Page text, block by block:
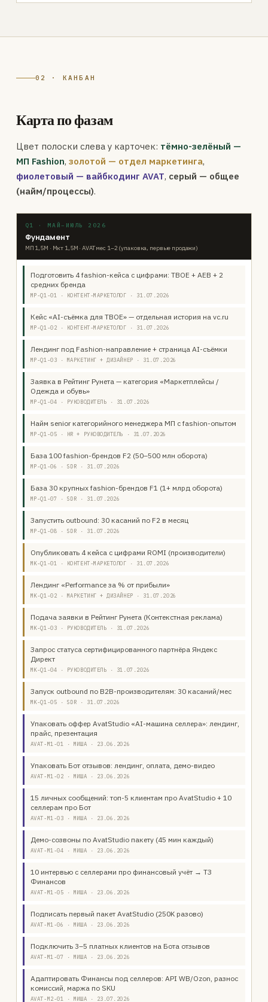
02 · КАНБАН
Карта по фазам
Цвет полоски слева у карточек: тёмно-зелёный —
МП Fashion, золотой — отдел маркетинга,
фиолетовый — вайбкодинг AVAT, серый — общее
(найм/процессы).
Q1 · МАЙ–ИЮЛЬ 2026
Фундамент
МП 1,5М · Мкт 1,5М · AVAT мес 1–2 (упаковка, первые продажи)
Подготовить 4 fashion-кейса с цифрами: ТВОЕ + АЕВ + 2
средних бренда
MP-Q1-01 · КОНТЕНТ-МАРКЕТОЛОГ · 31.07.2026
Кейс «AI-съёмка для ТВОЕ» — отдельная история на vc.ru
MP-Q1-02 · КОНТЕНТ-МАРКЕТОЛОГ · 31.07.2026
Лендинг под Fashion-направление + страница AI-съёмки
MP-Q1-03 · МАРКЕТИНГ + ДИЗАЙНЕР · 31.07.2026
Заявка в Рейтинг Рунета — категория «Маркетплейсы /
Одежда и обувь»
MP-Q1-04 · РУКОВОДИТЕЛЬ · 31.07.2026
Найм senior категорийного менеджера МП с fashion-опытом
MP-Q1-05 · HR + РУКОВОДИТЕЛЬ · 31.07.2026
База 100 fashion-брендов F2 (50–500 млн оборота)
MP-Q1-06 · SDR · 31.07.2026
База 30 крупных fashion-брендов F1 (1+ млрд оборота)
MP-Q1-07 · SDR · 31.07.2026
Запустить outbound: 30 касаний по F2 в месяц
MP-Q1-08 · SDR · 31.07.2026
Опубликовать 4 кейса с цифрами ROMI (производители)
MK-Q1-01 · КОНТЕНТ-МАРКЕТОЛОГ · 31.07.2026
Лендинг «Performance за % от прибыли»
MK-Q1-02 · МАРКЕТИНГ + ДИЗАЙНЕР · 31.07.2026
Подача заявки в Рейтинг Рунета (Контекстная реклама)
MK-Q1-03 · РУКОВОДИТЕЛЬ · 31.07.2026
Запрос статуса сертифицированного партнёра Яндекс
Директ
MK-Q1-04 · РУКОВОДИТЕЛЬ · 31.07.2026
Запуск outbound по B2B-производителям: 30 касаний/мес
MK-Q1-05 · SDR · 31.07.2026
Упаковать оффер AvatStudio «AI-машина селлера»: лендинг,
прайс, презентация
AVAT-M1-01 · МИША · 23.06.2026
Упаковать Бот отзывов: лендинг, оплата, демо-видео
AVAT-M1-02 · МИША · 23.06.2026
15 личных сообщений: топ-5 клиентам про AvatStudio + 10
селлерам про Бот
AVAT-M1-03 · МИША · 23.06.2026
Демо-созвоны по AvatStudio пакету (45 мин каждый)
AVAT-M1-04 · МИША · 23.06.2026
10 интервью с селлерами про финансовый учёт → ТЗ
Финансов
AVAT-M1-05 · МИША · 23.06.2026
Подписать первый пакет AvatStudio (250K разово)
AVAT-M1-06 · МИША · 23.06.2026
Подключить 3–5 платных клиентов на Бота отзывов
AVAT-M1-07 · МИША · 23.06.2026
Адаптировать Финансы под селлеров: API WB/Ozon, разнос
комиссий, маржа по SKU
AVAT-M2-01 · МИША · 23.07.2026